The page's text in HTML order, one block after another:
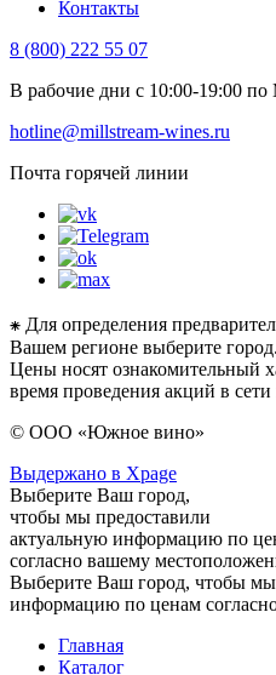
Контакты
8 (800) 222 55 07
В рабочие дни с 10:00-19:00
hotline@millstream-wines.ru
Почта горячей линии
⁕ Для определения
Вашем регионе выберите
Цены носят ознакомительный
время проведения акций в
© ООО «Южное вино»
Выдержано в Xpage
Выберите Ваш город,
чтобы мы предоставили
актуальную информацию по
согласно вашему
Выберите Ваш город, чтобы мы
информацию по ценам
Главная
Каталог